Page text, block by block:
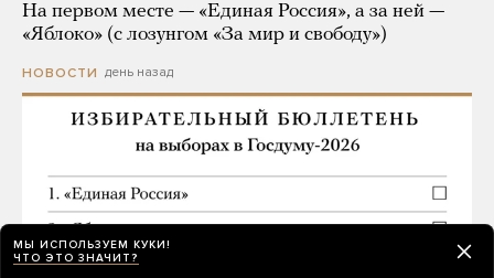
На первом месте — «Единая Россия», а за ней —
«Яблоко» (с лозунгом «За мир и свободу»)
НОВОСТИ день назад
МЫ ИСПОЛЬЗУЕМ КУКИ!
ЧТО ЭТО ЗНАЧИТ?